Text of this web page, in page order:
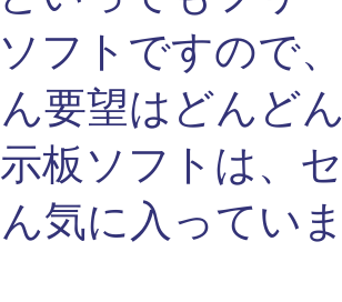
フトですので
要望はどんど
板ソフトは、
気に入ってい